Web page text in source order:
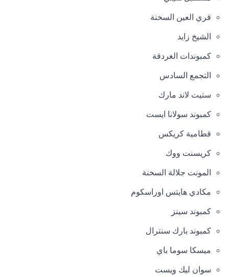
قري العين السخنة
الشيخ زايد
كمبوندات الغردقة
التجمع السادس
ستيت لاند مارك
كمبوند سولانا ايست
قطامية كريكس
كريسنت ووك
المونت جلالة السخنة
مكادي هايتس اوراسكوم
كمبوند سينز
كمبوند بارك سنترال
ميسكا سوما باي
سوان ليك ويست